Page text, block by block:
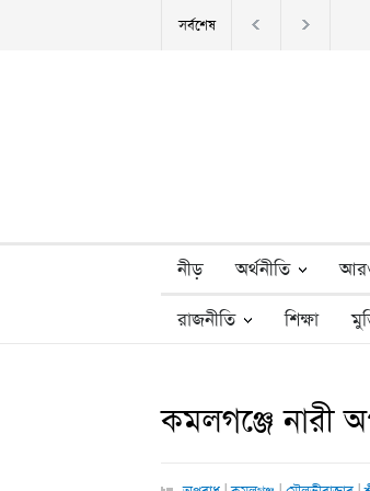
সর্বশেষ
নীড় অর্থনীতি
রাজনীতি
শিক্ষা
কমলগঞ্জে নারী